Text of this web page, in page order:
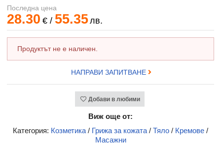
Последна цена
28.30 €/ 55.35лв.
Продуктът не е наличен.
НАПРАВИ ЗАПИТВАНЕ
Добави в любими
Виж още от:
Категория: Козметика / Грижа за кожата / Тяло / Кремове /
Масажни